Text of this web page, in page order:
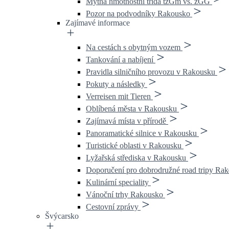
Pozor na podvodníky Rakousko
Zajímavé informace
Na cestách s obytným vozem
Tankování a nabíjení
Pravidla silničního provozu v Rakousku
Pokuty a následky
Verreisen mit Tieren
Oblíbená města v Rakousku
Zajímavá místa v přírodě
Panoramatické silnice v Rakousku
Turistické oblasti v Rakousku
Lyžařská střediska v Rakousku
Doporučení pro dobrodružné road tripy
Kulinární speciality
Vánoční trhy Rakousko
Cestovní zprávy
Švýcarsko